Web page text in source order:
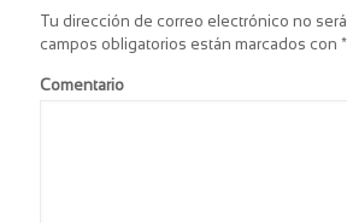
Tu dirección de correo electrónico no
campos obligatorios están marcados con *
Comentario